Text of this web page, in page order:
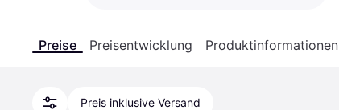
Preise Preisentwicklung Produktinformationen
Preis inklusive Versand